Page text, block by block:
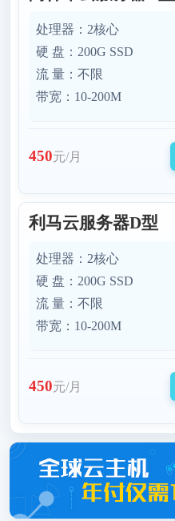
处理器：2核心
硬 盘：200G SSD
流 量：不限
带宽：10-200M
450元/月
利马云服务器D型
处理器：2核心
硬 盘：200G SSD
流 量：不限
带宽：10-200M
450元/月